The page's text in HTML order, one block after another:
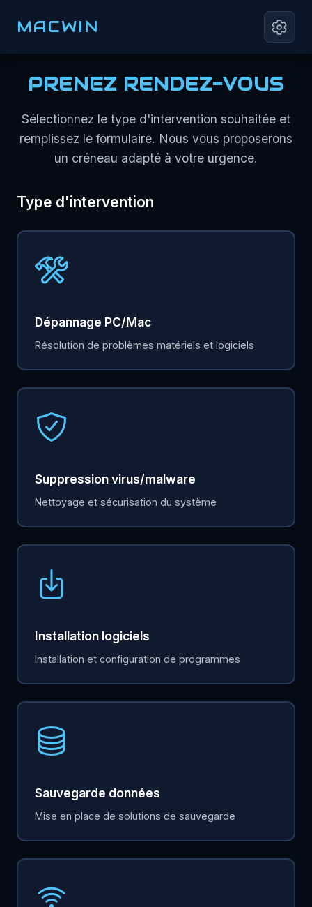
MACWIN
PRENEZ RENDEZ-VOUS
Sélectionnez le type d'intervention souhaitée et
remplissez le formulaire. Nous vous proposerons
un créneau adapté à votre urgence.
Type d'intervention
Dépannage PC/Mac
Résolution de problèmes matériels et logiciels
Suppression virus/malware
Nettoyage et sécurisation du système
Installation logiciels
Installation et configuration de programmes
Sauvegarde données
Mise en place de solutions de sauvegarde